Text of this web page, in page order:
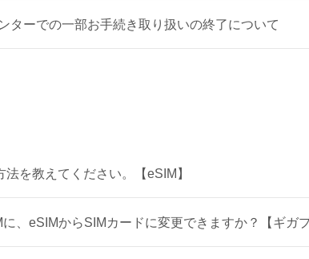
ターでの一部お手続き取り扱いの終了について
を教えてください。【eSIM】
、eSIMからSIMカードに変更できますか？【ギガ